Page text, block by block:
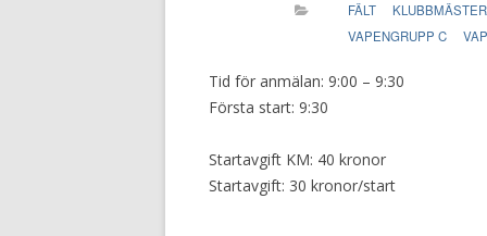
FÄLT
VAPENGRUPP C
Tid för anmälan: 9:00 – 9:30
Första start: 9:30
Startavgift KM: 40 kronor
Startavgift: 30 kronor/start